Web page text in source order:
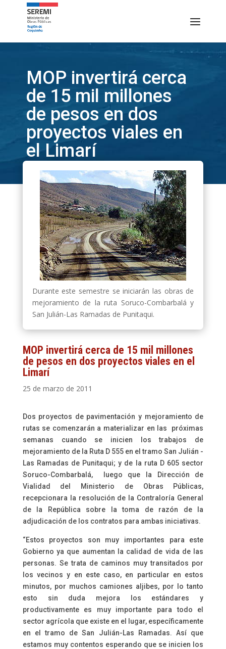
MOP invertirá cerca
de 15 mil millones
de pesos en dos
proyectos viales en
el Limarí
Durante este semestre se iniciarán las obras de
mejoramiento de la ruta Soruco-Combarbalá y
San Julián-Las Ramadas de Punitaqui.
MOP invertirá cerca de 15 mil millones
de pesos en dos proyectos viales en el
Limarí
25 de marzo de 2011
Dos proyectos de pavimentación y mejoramiento de
rutas se comenzarán a materializar en las próximas
semanas cuando se inicien los trabajos de
mejoramiento de la Ruta D 555 en el tramo San Julián -
Las Ramadas de Punitaqui; y de la ruta D 605 sector
Soruco-Combarbalá, luego que la Dirección de
Vialidad del Ministerio de Obras Públicas,
recepcionara la resolución de la Contraloría General
de la República sobre la toma de razón de la
adjudicación de los contratos para ambas iniciativas.
“Estos proyectos son muy importantes para este
Gobierno ya que aumentan la calidad de vida de las
personas. Se trata de caminos muy transitados por
los vecinos y en este caso, en particular en estos
minutos, por muchos camiones aljibes, por lo tanto
esto sin duda mejora los estándares y
productivamente es muy importante para todo el
sector agrícola que existe en el lugar, específicamente
en el tramo de San Julián-Las Ramadas. Así que
estamos muy contentos esperando que se inicien los